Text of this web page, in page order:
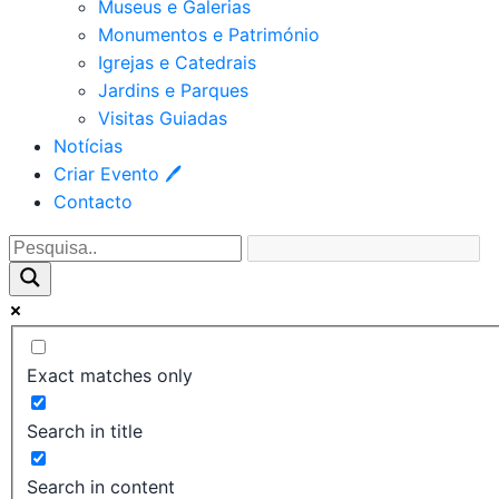
Museus e Galerias
Monumentos e Património
Igrejas e Catedrais
Jardins e Parques
Visitas Guiadas
Notícias
Criar Evento 🖊
Contacto
Exact matches only
Search in title
Search in content